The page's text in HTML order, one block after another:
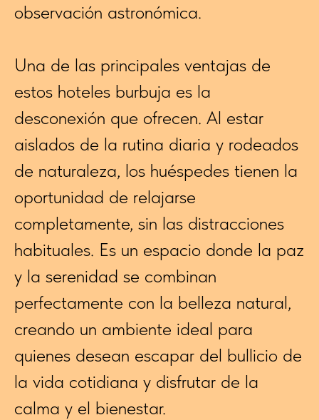
observación astronómica.
Una de las principales ventajas de
estos hoteles burbuja es la
desconexión que ofrecen. Al estar
aislados de la rutina diaria y rodeados
de naturaleza, los huéspedes tienen la
oportunidad de relajarse
completamente, sin las distracciones
habituales. Es un espacio donde la paz
y la serenidad se combinan
perfectamente con la belleza natural,
creando un ambiente ideal para
quienes desean escapar del bullicio de
la vida cotidiana y disfrutar de la
calma y el bienestar.